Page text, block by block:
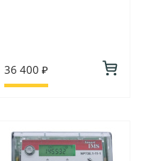
36 400 ₽